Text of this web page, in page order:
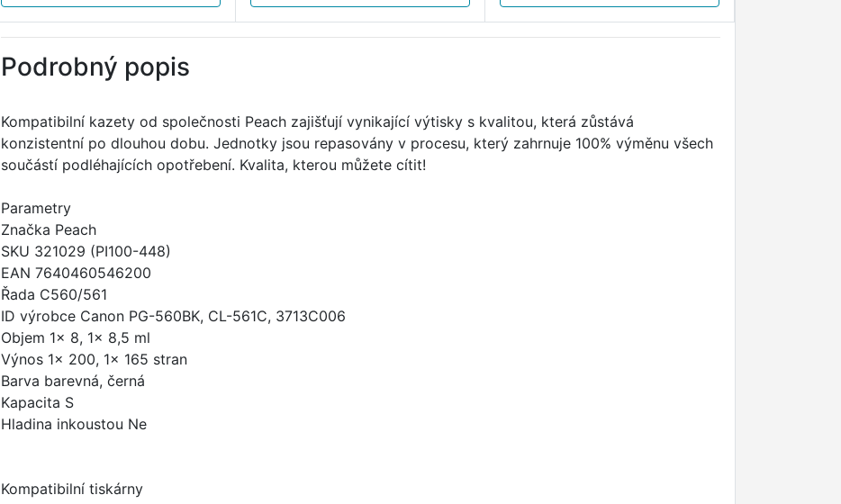
Podrobný popis
Kompatibilní kazety od společnosti Peach zajišťují vynikající výtisky s kvalitou, která zůstává
konzistentní po dlouhou dobu. Jednotky jsou repasovány v procesu, který zahrnuje 100% výměnu všech
součástí podléhajících opotřebení. Kvalita, kterou můžete cítit!
Parametry
Značka Peach
SKU 321029 (PI100-448)
EAN 7640460546200
Řada C560/561
ID výrobce Canon PG-560BK, CL-561C, 3713C006
Objem 1x 8, 1x 8,5 ml
Výnos 1x 200, 1x 165 stran
Barva barevná, černá
Kapacita S
Hladina inkoustou Ne
Kompatibilní tiskárny